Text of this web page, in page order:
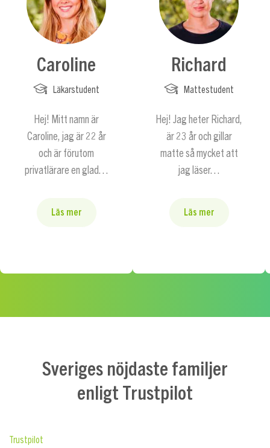
Caroline
Läkarstudent
Hej! Mitt namn är
Caroline, jag är 22 år
och är förutom
privatlärare en glad…
Läs mer
Richard
Mattestudent
Hej! Jag heter Richard,
är 23 år och gillar
matte så mycket att
jag läser…
Läs mer
Sveriges nöjdaste familjer
enligt Trustpilot
Trustpilot